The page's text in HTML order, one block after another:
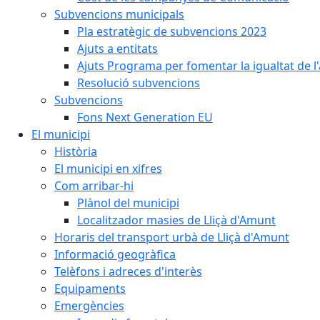
Subvencions municipals
Pla estratègic de subvencions 2023
Ajuts a entitats
Ajuts Programa per fomentar la igualtat de
Resolució subvencions
Subvencions
Fons Next Generation EU
El municipi
Història
El municipi en xifres
Com arribar-hi
Plànol del municipi
Localitzador masies de Lliçà d'Amunt
Horaris del transport urbà de Lliçà d'Amunt
Informació geogràfica
Telèfons i adreces d'interès
Equipaments
Emergències